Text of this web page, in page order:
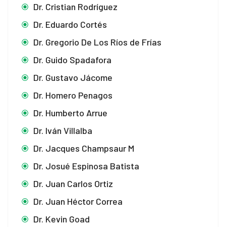
Dr. Cristian Rodríguez
Dr. Eduardo Cortés
Dr. Gregorio De Los Ríos de Frías
Dr. Guido Spadafora
Dr. Gustavo Jácome
Dr. Homero Penagos
Dr. Humberto Arrue
Dr. Iván Villalba
Dr. Jacques Champsaur M
Dr. Josué Espinosa Batista
Dr. Juan Carlos Ortiz
Dr. Juan Héctor Correa
Dr. Kevin Goad